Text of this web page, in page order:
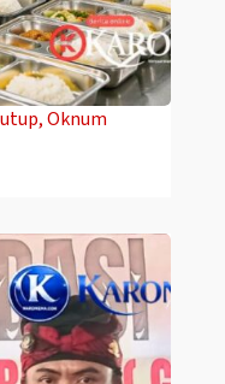
Oknum